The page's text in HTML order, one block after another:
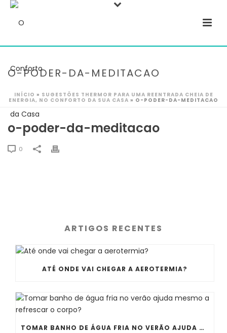
O-PODER-DA-MEDITACAO
INÍCIO » SUGESTÕES THERMOR PARA UMA REENTRADA CHEIA DE
ENERGIA, NO CONFORTO DA SUA CASA » O-PODER-DA-MEDITACAO
o-poder-da-meditacao
0
ARTIGOS RECENTES
ATÉ ONDE VAI CHEGAR A AEROTERMIA?
TOMAR BANHO DE ÁGUA FRIA NO VERÃO AJUDA MESMO A REFRESCAR O CORPO?